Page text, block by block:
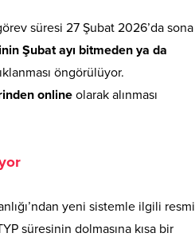
süresi 27 Şubat 2026’da sona
Şubat ayı bitmeden ya da
öngörülüyor.
online olarak alınması
yeni sistemle ilgili resmi
süresinin dolmasına kısa bir